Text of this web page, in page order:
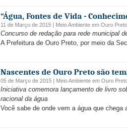
“Água, Fontes de Vida -
11 de Março de 2015 | Meio Ambiente em Ouro Preto
Concurso de redação para rede municipal
A Prefeitura de Ouro Preto, por meio da
Nascentes de Ouro Preto são
05 de Março de 2015 | Meio Ambiente em Ouro
Iniciativa comemora lançamento de livro
racional da água
Você sabe de onde vem a água que